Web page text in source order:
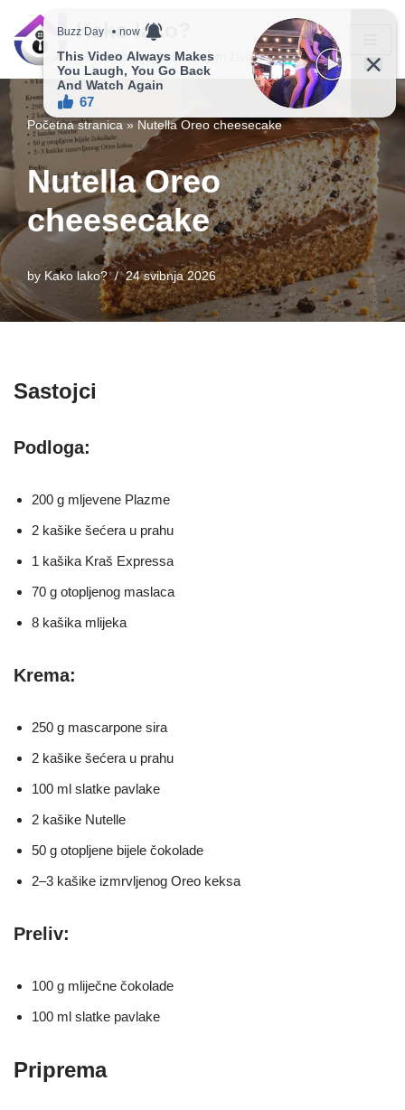
Skip
content
Kako lako?
Vaš vodič ka jednostavnijem životu!
Početna stranica » Nutella Oreo cheesecake
Nutella Oreo
cheesecake
by Kako lako? 24 svibnja 2026
Sastojci
Podloga:
200 g mljevene Plazme
2 kašike šećera u prahu
1 kašika Kraš Expressa
70 g otopljenog maslaca
8 kašika mlijeka
Krema:
250 g mascarpone sira
2 kašike šećera u prahu
100 ml slatke pavlake
2 kašike Nutelle
50 g otopljene bijele čokolade
2–3 kašike izmrvljenog Oreo keksa
Preliv:
100 g mliječne čokolade
100 ml slatke pavlake
Priprema